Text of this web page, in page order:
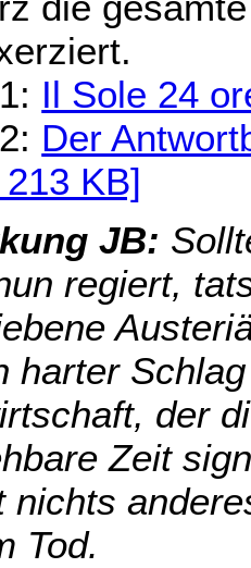
Il Sole 24
Der
KB]
JB:
regiert,
harter
der
Zeit
nichts
Tod.